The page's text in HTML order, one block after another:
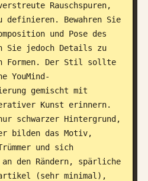
Rauschspuren,
definieren. Bewahren Sie
und Pose des
Sie jedoch Details zu
Formen. Der Stil sollte
YouMind-
gemischt mit
Kunst erinnern.
schwarzer Hintergrund,
bilden das Motiv,
und sich
den Rändern, spärliche
(sehr minimal),